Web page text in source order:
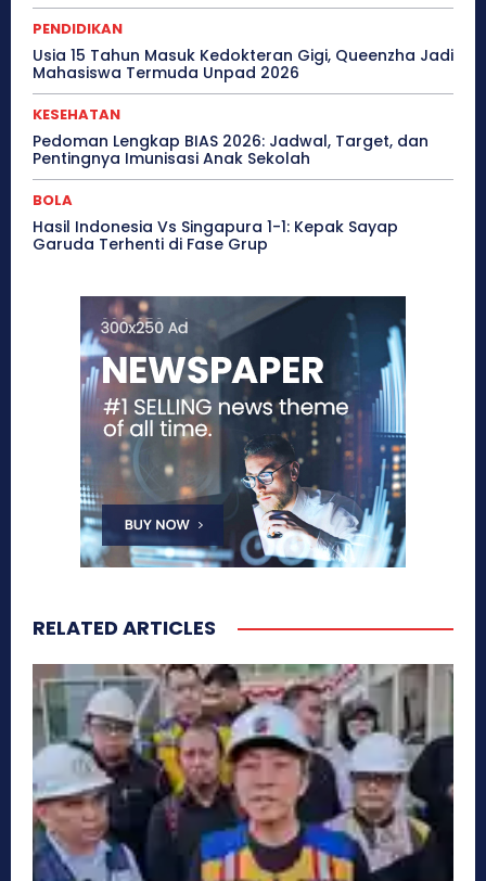
PENDIDIKAN
Usia 15 Tahun Masuk Kedokteran Gigi, Queenzha Jadi
Mahasiswa Termuda Unpad 2026
KESEHATAN
Pedoman Lengkap BIAS 2026: Jadwal, Target, dan
Pentingnya Imunisasi Anak Sekolah
BOLA
Hasil Indonesia Vs Singapura 1-1: Kepak Sayap
Garuda Terhenti di Fase Grup
RELATED ARTICLES